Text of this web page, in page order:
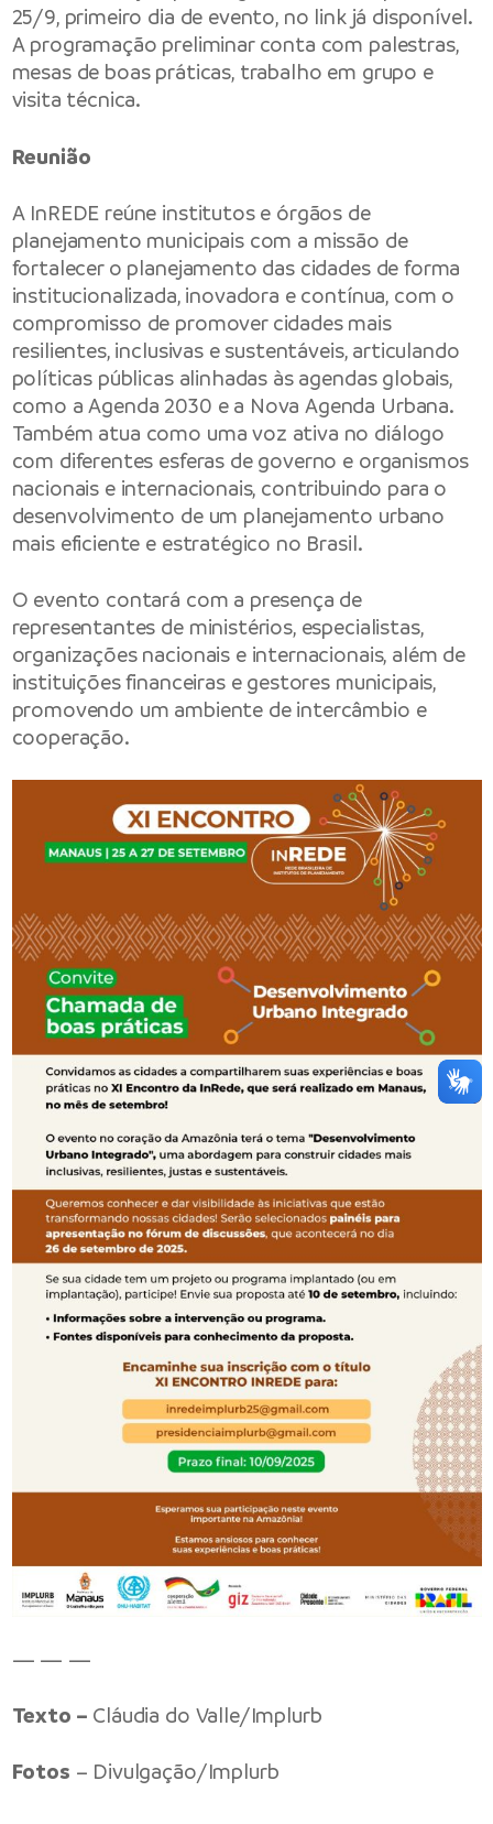
25/9, primeiro dia de evento, no linkjá disponível.
A programação preliminar conta com palestras,
mesas de boas práticas, trabalho em grupo e
visita técnica.
Reunião
A InREDE reúne institutos e órgãos de
planejamento municipais com a missão de
fortalecer o planejamento das cidades de forma
institucionalizada, inovadora e contínua, com o
compromisso de promover cidades mais
resilientes, inclusivas e sustentáveis, articulando
políticas públicas alinhadas às agendas globais,
como a Agenda 2030 e a Nova Agenda Urbana.
Também atua como uma voz ativa no diálogo
com diferentes esferas de governo e organismos
nacionais e internacionais, contribuindo para o
desenvolvimento de um planejamento urbano
mais eficiente e estratégico no Brasil.
O evento contará com a presença de
representantes de ministérios, especialistas,
organizações nacionais e internacionais, além de
instituições financeiras e gestores municipais,
promovendo um ambiente de intercâmbio e
cooperação.
— — —
Texto – Cláudia do Valle/Implurb
Fotos – Divulgação/Implurb